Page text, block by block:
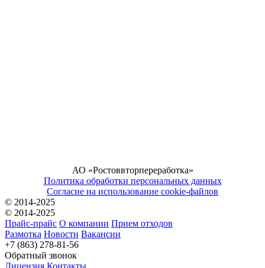
АО «Ростоввторпереработка»
Политика обработки персональных данных
Согласие на использование cookie-файлов
© 2014-2025
© 2014-2025
Прайс-прайс О компании Прием отходов
Размотка Новости Вакансии
+7 (863) 278-81-56
Обратный звонок
Лицензия Контакты